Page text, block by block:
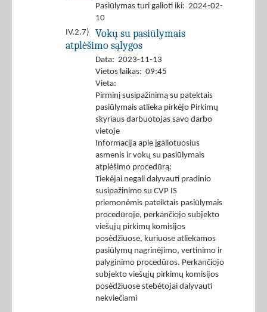
Pasiūlymas turi galioti iki: 2024-02-
10
IV.2.7)
Vokų su pasiūlymais
atplėšimo sąlygos
Data: 2023-11-13
Vietos laikas: 09:45
Vieta:
Pirminį susipažinimą su patektais
pasiūlymais atlieka pirkėjo Pirkimų
skyriaus darbuotojas savo darbo
vietoje
Informacija apie įgaliotuosius
asmenis ir vokų su pasiūlymais
atplėšimo procedūrą:
Tiekėjai negali dalyvauti pradinio
susipažinimo su CVP IS
priemonėmis pateiktais pasiūlymais
procedūroje, perkančiojo subjekto
viešųjų pirkimų komisijos
posėdžiuose, kuriuose atliekamos
pasiūlymų nagrinėjimo, vertinimo ir
palyginimo procedūros. Perkančiojo
subjekto viešųjų pirkimų komisijos
posėdžiuose stebėtojai dalyvauti
nekviečiami